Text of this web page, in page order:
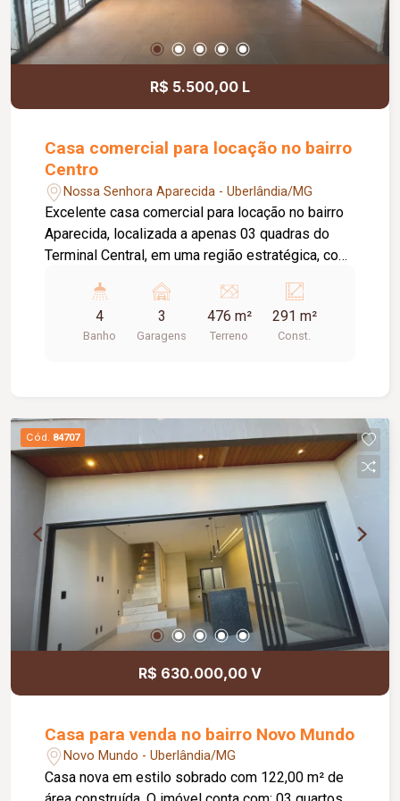
de 600 litros com sistema de aquecimento solar;
Localização privilegiada na avenida principal do
condomínio, com vista para o paisagismo central.
Informações complementares: Previsão de
conclusão da obra: outubro de 2026.
R$ 5.500,00 L
Casa comercial para locação no bairro
Centro
Nossa Senhora Aparecida - Uberlândia/MG
Excelente casa comercial para locação no bairro
Aparecida, localizada a apenas 03 quadras do
Terminal Central, em uma região estratégica, com
conta com 03 vagas de estacionamento recuado,
energia bifásica, ampla recepção climatizada
com ar-condicionado e possibilidade de
e empresas. Dispõe ainda de 04 banheiros,
ampla cozinha, depósito, despensa, área de
serviço coberta e separada, além de uma
espaçosa área externa, proporcionando
funcionalidade e conforto para colaboradores e
clientes. Com aproximadamente 291,00 m² de
área construída em um terreno de 476,00 m²,
este é o espaço ideal para quem busca
visibilidade, praticidade e excelente localização
para o seu negócio. Agende sua visita e conheça
o potencial deste imóvel para a sua empresa!
4
Banho
3
Garagens
476 m²
Terreno
291 m²
Const.
Cód. 84707
R$ 630.000,00 V
Casa para venda no bairro Novo Mundo
Novo Mundo - Uberlândia/MG
Casa nova em estilo sobrado com 122,00 m² de